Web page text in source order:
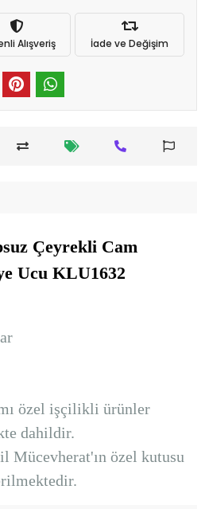
Alışveriş İade ve Değişim
Çeyrekli Cam
Ucu KLU1632
özel işçilikli ürünler
dahildir.
Mücevherat'ın özel kutusu